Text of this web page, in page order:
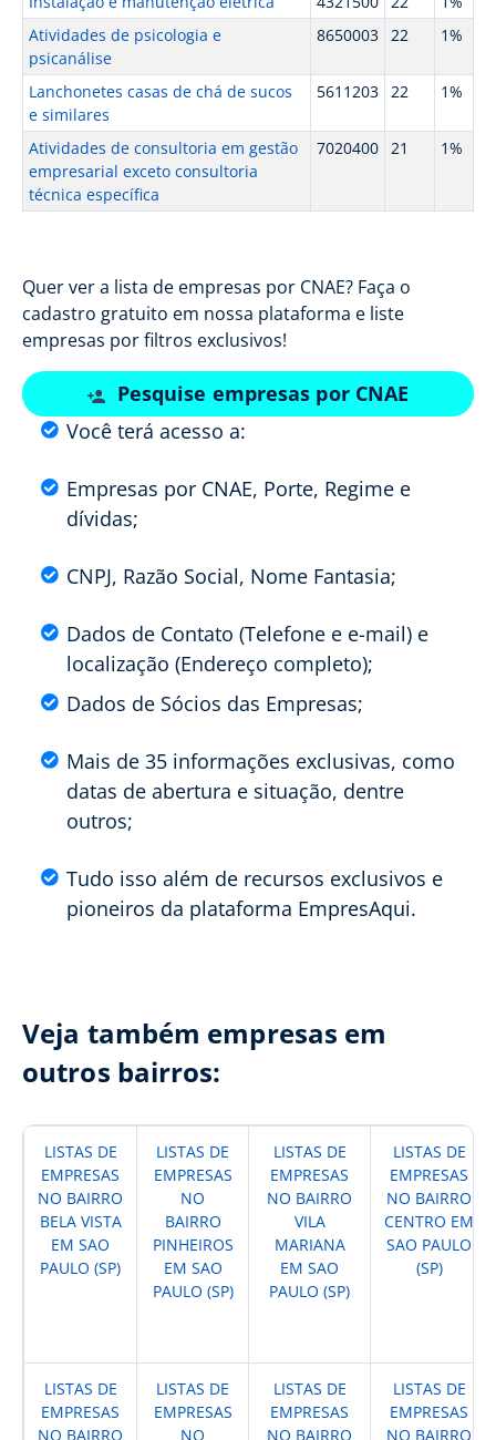
Atividades de psicologia e
psicanálise
8650003 22 1%
Lanchonetes casas de chá de sucos
e similares
5611203 22 1%
Atividades de consultoria em gestão
empresarial exceto consultoria
técnica específica
7020400 21 1%
Quer ver a lista de empresas por CNAE? Faça o
cadastro gratuito em nossa plataforma e liste
empresas por filtros exclusivos!
Pesquise empresas por CNAE
Você terá acesso a:
Empresas por CNAE, Porte, Regime e
dívidas;
CNPJ, Razão Social, Nome Fantasia;
Dados de Contato (Telefone e e-mail) e
localização (Endereço completo);
Dados de Sócios das Empresas;
Mais de 35 informações exclusivas, como
datas de abertura e situação, dentre
outros;
Tudo isso além de recursos exclusivos e
pioneiros da plataforma EmpresAqui.
Veja também empresas em
outros bairros:
LISTAS DE
EMPRESAS
NO BAIRRO
BELA VISTA
EM SAO
PAULO (SP)
LISTAS DE
EMPRESAS
NO
BAIRRO
PINHEIROS
EM SAO
PAULO (SP)
LISTAS DE
EMPRESAS
NO BAIRRO
VILA
MARIANA
EM SAO
PAULO (SP)
LISTAS DE
EMPRESAS
NO BAIRRO
CENTRO EM
SAO PAULO
(SP)
LISTAS DE
EMPRESAS
NO BAIRRO
LISTAS DE
EMPRESAS
NO
LISTAS DE
EMPRESAS
NO BAIRRO
LISTAS DE
EMPRESAS
NO BAIRRO